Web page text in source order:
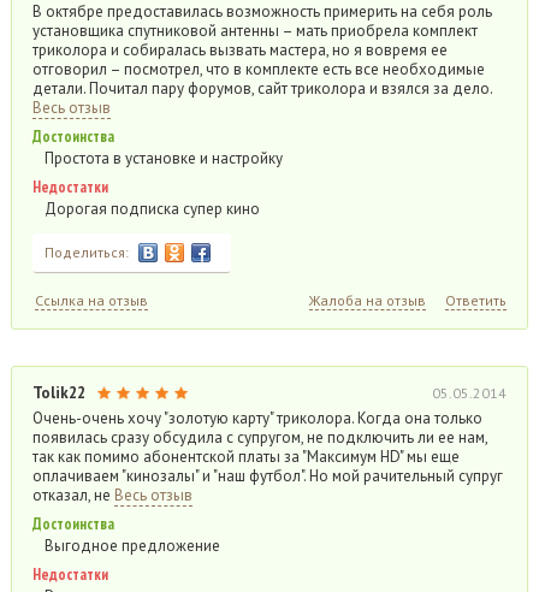
В октябре предоставилась возможность примерить на себя роль
установщика спутниковой антенны – мать приобрела комплект
триколора и собиралась вызвать мастера, но я вовремя ее
отговорил – посмотрел, что в комплекте есть все необходимые
детали. Почитал пару форумов, сайт триколора и взялся за дело.
Весь отзыв
Достоинства
Простота в установке и настройку
Недостатки
Дорогая подписка супер кино
Поделиться:
Ссылка на отзыв Жалоба на отзыв Ответить
Tolik22 05.05.2014
Очень-очень хочу "золотую карту" триколора. Когда она только
появилась сразу обсудила с супругом, не подключить ли ее нам,
так как помимо абонентской платы за "Максимум HD" мы еще
оплачиваем "кинозалы" и "наш футбол". Но мой рачительный супруг
отказал, не Весь отзыв
Достоинства
Выгодное предложение
Недостатки